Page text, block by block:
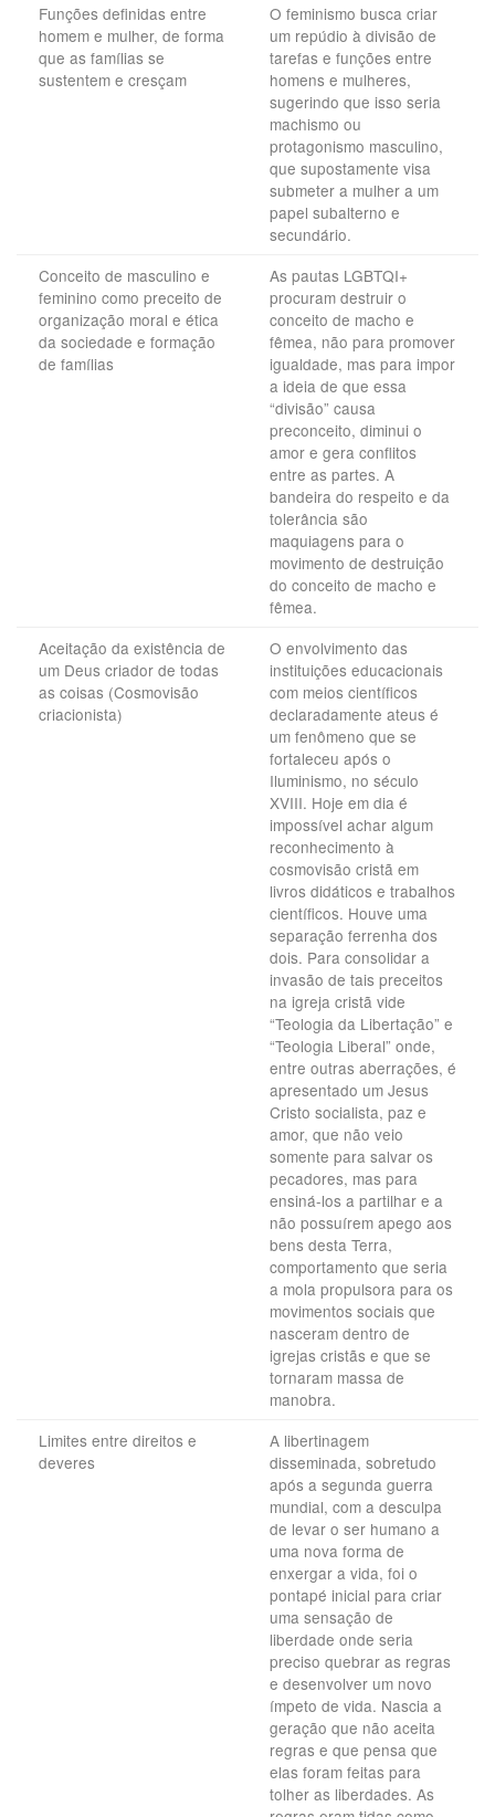
Funções definidas entre
homem e mulher, de forma
que as famílias se
sustentem e cresçam
O feminismo busca criar
um repúdio à divisão de
tarefas e funções entre
homens e mulheres,
sugerindo que isso seria
machismo ou
protagonismo masculino,
que supostamente visa
submeter a mulher a um
papel subalterno e
secundário.
Conceito de masculino e
feminino como preceito de
organização moral e ética
da sociedade e formação
de famílias
As pautas LGBTQI+
procuram destruir o
conceito de macho e
fêmea, não para promover
igualdade, mas para impor
a ideia de que essa
“divisão” causa
preconceito, diminui o
amor e gera conflitos
entre as partes. A
bandeira do respeito e da
tolerância são
maquiagens para o
movimento de destruição
do conceito de macho e
fêmea.
Aceitação da existência de
um Deus criador de todas
as coisas (Cosmovisão
criacionista)
O envolvimento das
instituições educacionais
com meios científicos
declaradamente ateus é
um fenômeno que se
fortaleceu após o
Iluminismo, no século
XVIII. Hoje em dia é
impossível achar algum
reconhecimento à
cosmovisão cristã em
livros didáticos e trabalhos
científicos. Houve uma
separação ferrenha dos
dois. Para consolidar a
invasão de tais preceitos
na igreja cristã vide
“Teologia da Libertação” e
“Teologia Liberal” onde,
entre outras aberrações, é
apresentado um Jesus
Cristo socialista, paz e
amor, que não veio
somente para salvar os
pecadores, mas para
ensiná-los a partilhar e a
não possuírem apego aos
bens desta Terra,
comportamento que seria
a mola propulsora para os
movimentos sociais que
nasceram dentro de
igrejas cristãs e que se
tornaram massa de
manobra.
Limites entre direitos e
deveres
A libertinagem
disseminada, sobretudo
após a segunda guerra
mundial, com a desculpa
de levar o ser humano a
uma nova forma de
enxergar a vida, foi o
pontapé inicial para criar
uma sensação de
liberdade onde seria
preciso quebrar as regras
e desenvolver um novo
ímpeto de vida. Nascia a
geração que não aceita
regras e que pensa que
elas foram feitas para
tolher as liberdades. As